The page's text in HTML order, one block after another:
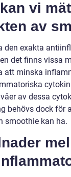
vi
av
den exakta
det finns vissa
att minska
av dessa
behövs dock för
smoothie kan ha.